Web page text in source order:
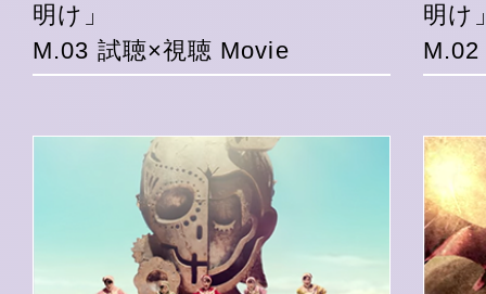
明け」
M.03 試聴×視聴 Movie
明け